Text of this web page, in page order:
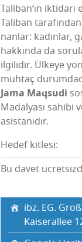
Tali­ba­n­’ın
Tali­ban
nan­lar: kadın­lar,
hak­kın­da da
ilgi­li­dir. Ülke­ye
muh­taç
Jama Maq­su­di
Madal­ya­sı sahi­bi
asistanıdır.
Hedef kitlesi:
Bu davet
ibz. EG.
Kaise­ral­lee